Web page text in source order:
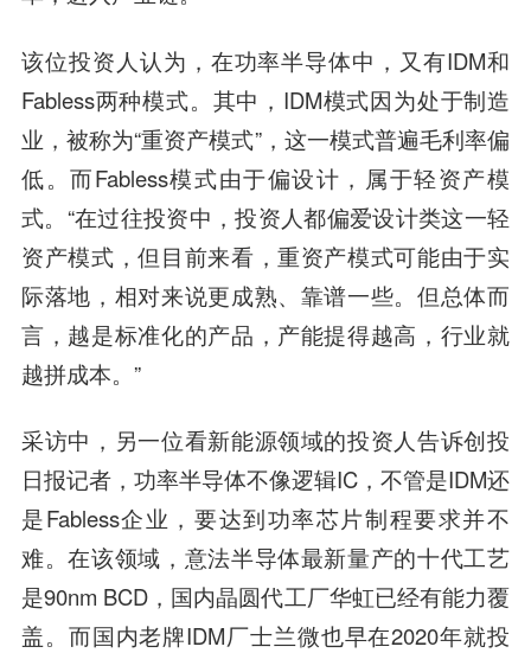
该位投资人认为，在功率半导体中，又有IDM和
Fabless两种模式。其中，IDM模式因为处于制造
业，被称为“重资产模式”，这一模式普遍毛利率偏
低。而Fabless模式由于偏设计，属于轻资产模
式。“在过往投资中，投资人都偏爱设计类这一轻
资产模式，但目前来看，重资产模式可能由于实
际落地，相对来说更成熟、靠谱一些。但总体而
言，越是标准化的产品，产能提得越高，行业就
越拼成本。”
采访中，另一位看新能源领域的投资人告诉创投
日报记者，功率半导体不像逻辑IC，不管是IDM还
是Fabless企业，要达到功率芯片制程要求并不
难。在该领域，意法半导体最新量产的十代工艺
是90nm BCD，国内晶圆代工厂华虹已经有能力覆
盖。而国内老牌IDM厂士兰微也早在2020年就投